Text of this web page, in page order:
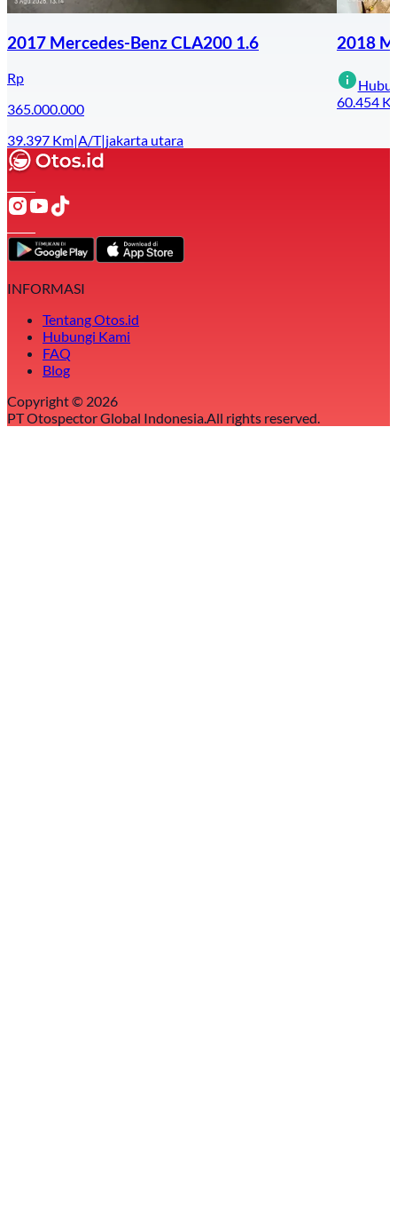
2017 Mercedes-Benz CLA200 1.6
Rp
365.000.000
39.397 Km|A/T|jakarta utara
2018
60.454
INFORMASI
Tentang Otos.id
Hubungi Kami
FAQ
Blog
Copyright © 2026
PT Otospector Global Indonesia. All rights reserved.